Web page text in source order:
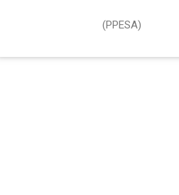
(PPESA)